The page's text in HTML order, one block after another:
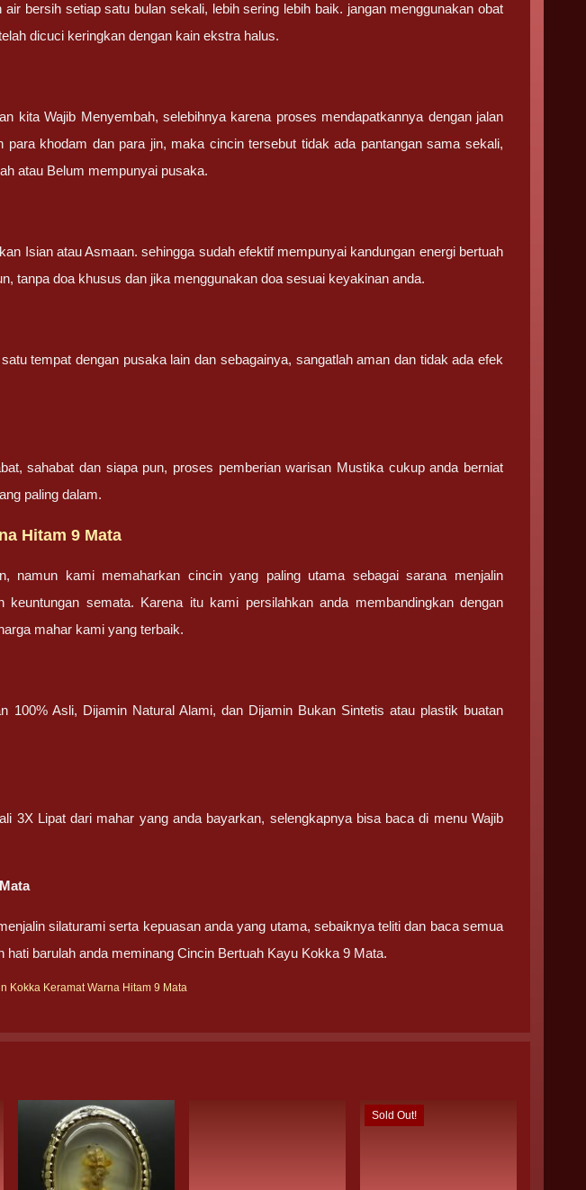
bersih setiap satu bulan sekali, lebih sering lebih baik. jangan menggunakan obat
dicuci keringkan dengan kain ekstra halus.
kita Wajib Menyembah, selebihnya karena proses mendapatkannya dengan jalan
khodam dan para jin, maka cincin tersebut tidak ada pantangan sama sekali,
atau Belum mempunyai pusaka.
Isian atau Asmaan. sehingga sudah efektif mempunyai kandungan energi bertuah
tanpa doa khusus dan jika menggunakan doa sesuai keyakinan anda.
tempat dengan pusaka lain dan sebagainya, sangatlah aman dan tidak ada efek
sahabat dan siapa pun, proses pemberian warisan Mustika cukup anda berniat
paling dalam.
Hitam 9 Mata
namun kami memaharkan cincin yang paling utama sebagai sarana menjalin
semata. Karena itu kami persilahkan anda membandingkan dengan
mahar kami yang terbaik.
100% Asli, Dijamin Natural Alami, dan Dijamin Bukan Sintetis atau plastik buatan
3X Lipat dari mahar yang anda bayarkan, selengkapnya bisa baca di menu Wajib
silaturami serta kepuasan anda yang utama, sebaiknya teliti dan baca semua
barulah anda meminang Cincin Bertuah Kayu Kokka 9 Mata.
Kokka Keramat Warna Hitam 9 Mata
Sold Out!